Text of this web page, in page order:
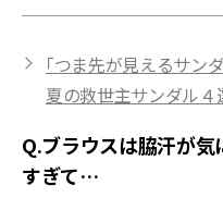
「つま先が見えるサン
夏の救世主サンダル４
Q.ブラウスは脇汗が気
すぎて…